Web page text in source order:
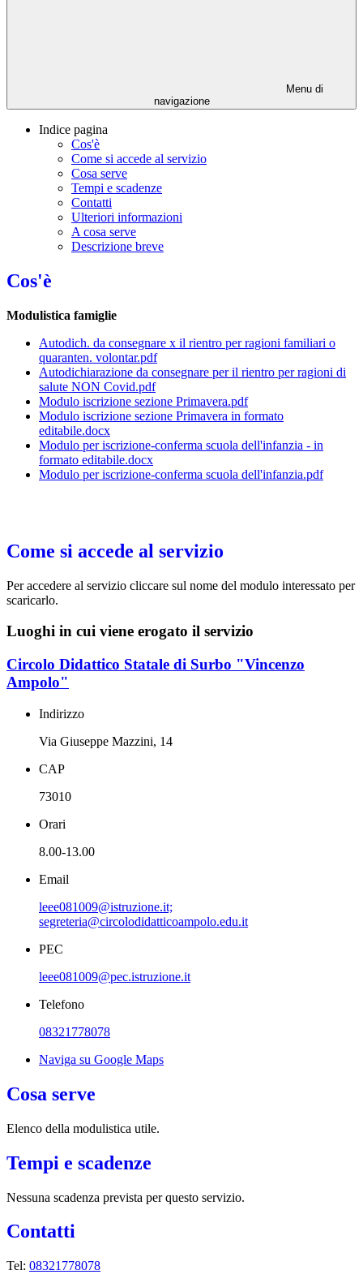
Menu di
navigazione
Indice pagina
Cos'è
Come si accede al servizio
Cosa serve
Tempi e scadenze
Contatti
Ulteriori informazioni
A cosa serve
Descrizione breve
Cos'è
Modulistica famiglie
Autodich. da consegnare x il rientro per ragioni familiari o
quaranten. volontar.pdf
Autodichiarazione da consegnare per il rientro per ragioni di
salute NON Covid.pdf
Modulo iscrizione sezione Primavera.pdf
Modulo iscrizione sezione Primavera in formato
editabile.docx
Modulo per iscrizione-conferma scuola dell'infanzia - in
formato editabile.docx
Modulo per iscrizione-conferma scuola dell'infanzia.pdf
Come si accede al servizio
Per accedere al servizio cliccare sul nome del modulo interessato per
scaricarlo.
Luoghi in cui viene erogato il servizio
Circolo Didattico Statale di Surbo "Vincenzo
Ampolo"
Indirizzo
Via Giuseppe Mazzini, 14
CAP
73010
Orari
8.00-13.00
Email
leee081009@istruzione.it;
segreteria@circolodidatticoampolo.edu.it
PEC
leee081009@pec.istruzione.it
Telefono
08321778078
Naviga su Google Maps
Cosa serve
Elenco della modulistica utile.
Tempi e scadenze
Nessuna scadenza prevista per questo servizio.
Contatti
Tel: 08321778078